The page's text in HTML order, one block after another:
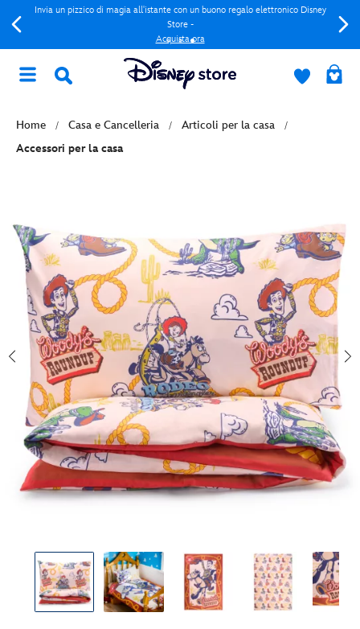
Invia un pizzico di magia all'istante con un buono regalo elettronico Disney
Store -
Acquista ora
Home Casa e Cancelleria
Articoli per la casa
Accessori per la casa